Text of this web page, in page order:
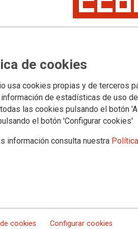
de cookies
usa cookies propias y de terceros
de estadísticas de uso
las cookies pulsando el botón
el botón 'Configurar cookies'
información consulta nuestra
cookies Configurar cookies
Campañas Mujeres-
A FECCOO
A QUE LA
A ASPIRANTES
DE